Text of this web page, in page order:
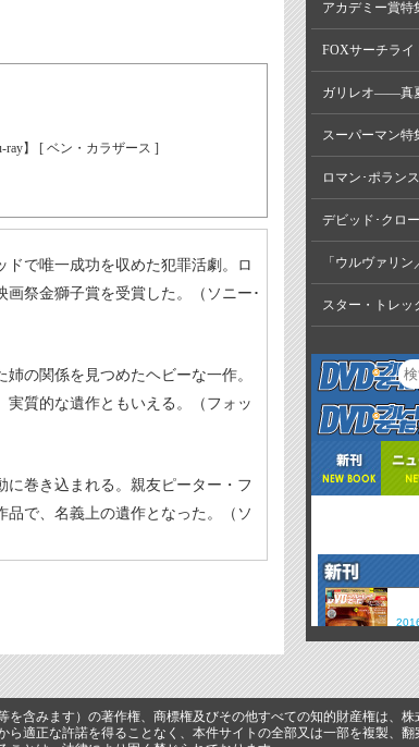
ray】 [ ベン・カラザース ]
で唯一成功を収めた犯罪活劇。ロ
祭金獅子賞を受賞した。（ソニー･
の関係を見つめたヘビーな一作。
質的な遺作ともいえる。（フォッ
巻き込まれる。親友ピーター・フ
で、名義上の遺作となった。（ソ
アカデミー賞特
FOXサーチライ
ガリレオ――真
スーパーマン特
ロマン･ポラン
デビッド･クロ
「ウルヴァリ
スター・トレッ
含みます）の著作権、商標権及びその他すべての知的財産権は、
適正な許諾を得ることなく、本件サイトの全部又は一部を複製、翻